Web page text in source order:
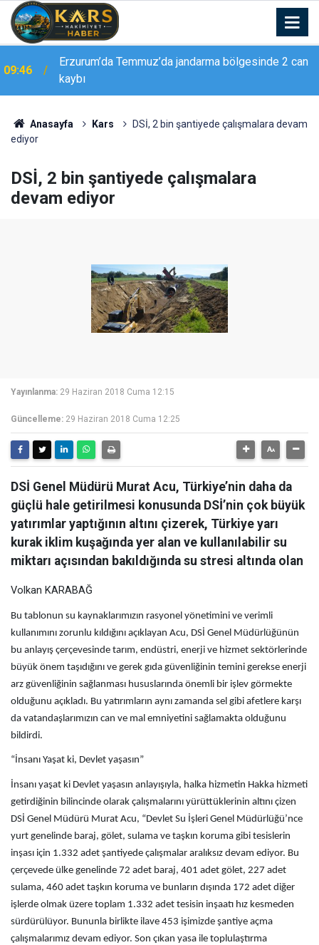
09:45
Erzurum Emniyeti’nden ’Düğün Konvoyu’ uyarısı:
"Sevinç hüzne dönüşmesin"
Anasayfa Kars
DSİ, 2 bin şantiyede çalışmalara devam
ediyor
DSİ, 2 bin şantiyede çalışmalara
devam ediyor
Yayınlanma: 29 Haziran 2018 Cuma 12:15
Güncelleme: 29 Haziran 2018 Cuma 12:25
DSİ Genel Müdürü Murat Acu, Türkiye’nin daha da
güçlü hale getirilmesi konusunda DSİ’nin çok büyük
yatırımlar yaptığının altını çizerek, Türkiye yarı
kurak iklim kuşağında yer alan ve kullanılabilir su
miktarı açısından bakıldığında su stresi altında olan
Volkan KARABAĞ
Bu tablonun su kaynaklarımızın rasyonel yönetimini ve verimli
kullanımını zorunlu kıldığını açıklayan Acu, DSİ Genel Müdürlüğünün
bu anlayış çerçevesinde tarım, endüstri, enerji ve hizmet sektörlerinde
büyük önem taşıdığını ve gerek gıda güvenliğinin temini gerekse enerji
arz güvenliğinin sağlanması hususlarında önemli bir işlev görmekte
olduğunu açıkladı. Bu yatırımların aynı zamanda sel gibi afetlere karşı
da vatandaşlarımızın can ve mal emniyetini sağlamakta olduğunu
bildirdi.
“İnsanı Yaşat ki, Devlet yaşasın”
İnsanı yaşat ki Devlet yaşasın anlayışıyla, halka hizmetin Hakka hizmeti
getirdiğinin bilincinde olarak çalışmalarını yürüttüklerinin altını çizen
DSİ Genel Müdürü Murat Acu, “Devlet Su İşleri Genel Müdürlüğü’nce
yurt genelinde baraj, gölet, sulama ve taşkın koruma gibi tesislerin
inşası için 1.332 adet şantiyede çalışmalar aralıksız devam ediyor. Bu
çerçevede ülke genelinde 72 adet baraj, 401 adet gölet, 227 adet
sulama, 460 adet taşkın koruma ve bunların dışında 172 adet diğer
işlerde olmak üzere toplam 1.332 adet tesisin inşaatı hız kesmeden
sürdürülüyor. Bununla birlikte ilave 453 işimizde şantiye açma
çalışmalarımız devam ediyor. Son çıkan yasa ile toplulaştırma